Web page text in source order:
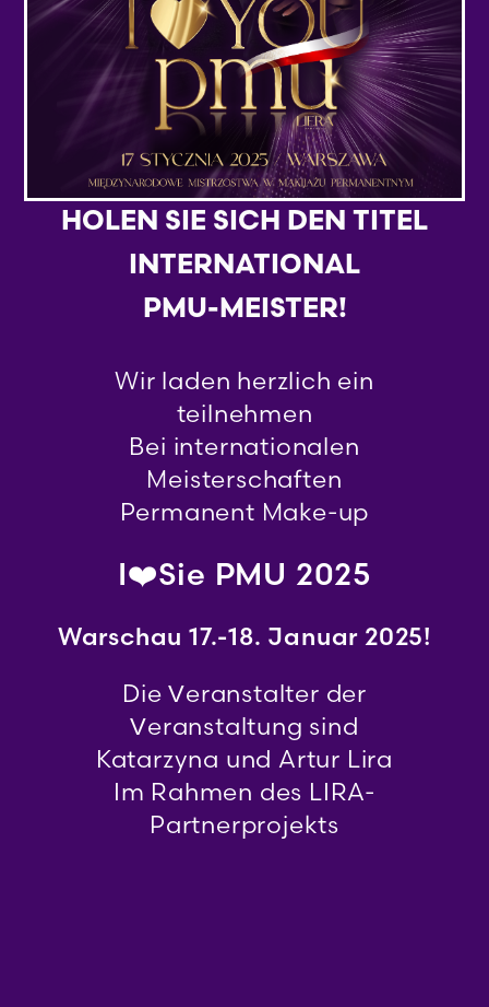
HOLEN SIE SICH DEN TITEL
INTERNATIONAL
PMU-MEISTER!
Wir laden herzlich ein
teilnehmen
Bei internationalen
Meisterschaften
Permanent Make-up
I❤️Sie PMU 2025
Warschau 17.-18. Januar 2025!
Die Veranstalter der
Veranstaltung sind
Katarzyna und Artur Lira
Im Rahmen des LIRA-
Partnerprojekts